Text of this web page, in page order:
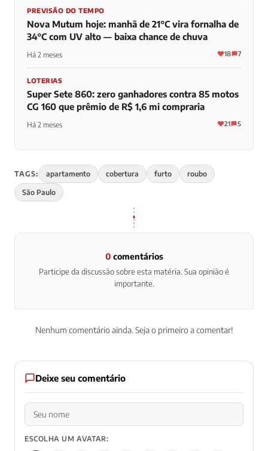
PREVISÃO DO TEMPO
Nova Mutum hoje: manhã de 21°C vira fornalha de
34°C com UV alto — baixa chance de chuva
Há 2 meses 18 7
LOTERIAS
Super Sete 860: zero ganhadores contra 85 motos
CG 160 que prêmio de R$ 1,6 mi compraria
Há 2 meses 21 5
TAGS: apartamento cobertura furto roubo
São Paulo
0comentários
Participe da discussão sobre esta matéria. Sua opinião é
importante.
Nenhum comentário ainda. Seja o primeiro a comentar!
Deixe seu comentário
ESCOLHA UM AVATAR: